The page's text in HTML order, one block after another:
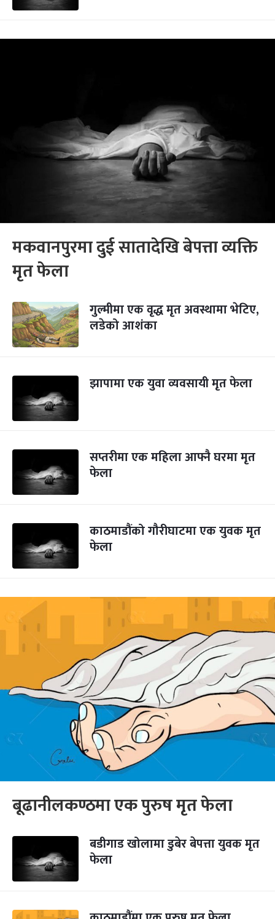
मकवानपुरमा दुई सातादेखि बेपत्ता व्यक्ति
मृत फेला
गुल्मीमा एक वृद्ध मृत अवस्थामा भेटिए,
लडेको आशंका
झापामा एक युवा व्यवसायी मृत फेला
सप्तरीमा एक महिला आफ्नै घरमा मृत
फेला
काठमाडौंको गौरीघाटमा एक युवक मृत
फेला
बूढानीलकण्ठमा एक पुरुष मृत फेला
बडीगाड खोलामा डुबेर बेपत्ता युवक मृत
फेला